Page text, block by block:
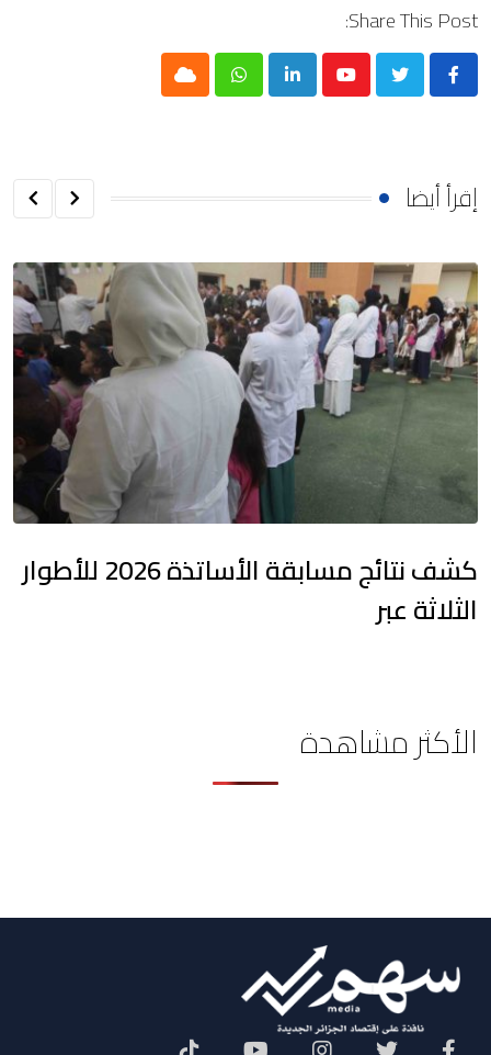
Share This Post:
Youtube
LinkedIn
Whatsapp
Cloud
إقرأ أيضا
كشف نتائج مسابقة الأساتذة 2026 للأطوار
الثلاثة عبر
الأكثر مشاهدة